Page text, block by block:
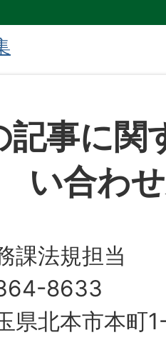
記事に関
い合わ
課法規担当
8633
県北本市本町